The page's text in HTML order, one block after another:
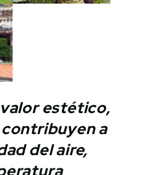
estético,
a
del aire,